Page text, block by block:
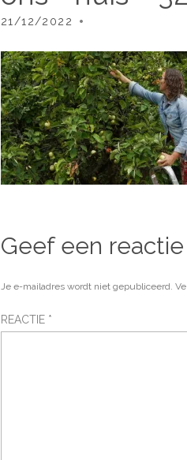
21/12/2022
Geef een reactie
Je e-mailadres wordt niet gepubliceerd.
REACTIE *